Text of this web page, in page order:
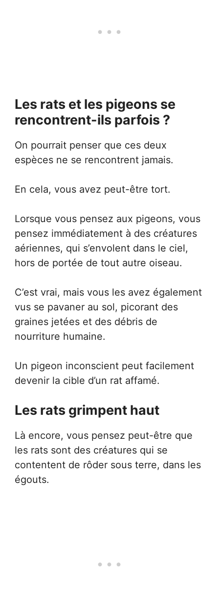
Les rats et les pigeons se
rencontrent-ils parfois ?
On pourrait penser que ces deux
espèces ne se rencontrent jamais.
En cela, vous avez peut-être tort.
Lorsque vous pensez aux pigeons, vous
pensez immédiatement à des créatures
aériennes, qui s’envolent dans le ciel,
hors de portée de tout autre oiseau.
C’est vrai, mais vous les avez également
vus se pavaner au sol, picorant des
graines jetées et des débris de
nourriture humaine.
Un pigeon inconscient peut facilement
devenir la cible d’un rat affamé.
Les rats grimpent haut
Là encore, vous pensez peut-être que
les rats sont des créatures qui se
contentent de rôder sous terre, dans les
égouts.